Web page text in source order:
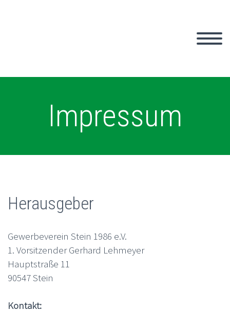
Impressum
Herausgeber
Gewerbeverein Stein 1986 e.V.
1. Vorsitzender Gerhard Lehmeyer
Hauptstraße 11
90547 Stein
Kontakt: